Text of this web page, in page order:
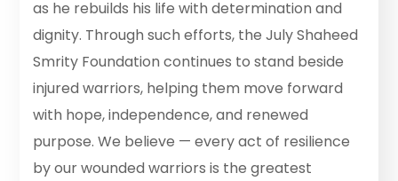
as he rebuilds his life with determination and
dignity. Through such efforts, the July Shaheed
Smrity Foundation continues to stand beside
injured warriors, helping them move forward
with hope, independence, and renewed
purpose. We believe — every act of resilience
by our wounded warriors is the greatest